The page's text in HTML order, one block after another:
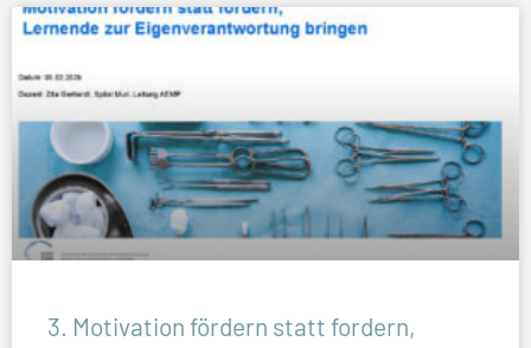
3. Motivation fördern statt fordern,